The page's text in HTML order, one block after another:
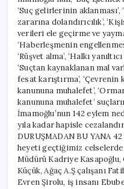
‘Suç gelirlerinin
zararına dolandırıcılık’,
verileri ele geçirme ve
‘Haberleşmenin
‘Rüşvet alma’, ‘Halkı
‘Suçtan kaynaklanan mal
fesat karıştırma’,
kanununa muhalefet’,
kanununa muhalefet’
İmamoğlu’nun 142 eylem
yıla kadar hapisle
DURUŞMADAN BU YANA
heyeti geçtiğimiz
Müdürü Kadriye Kasapoğlu,
Küçük, Ağaç A.Ş çalışanı
Evren Şirolu, iş insanı